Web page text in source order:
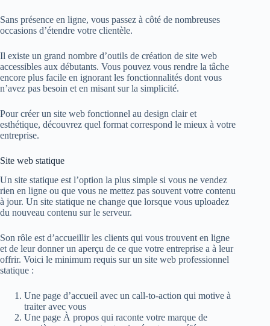
Sans présence en ligne, vous passez à côté de nombreuses
occasions d’étendre votre clientèle.
Il existe un grand nombre d’outils de création de site web
accessibles aux débutants. Vous pouvez vous rendre la tâche
encore plus facile en ignorant les fonctionnalités dont vous
n’avez pas besoin et en misant sur la simplicité.
Pour créer un site web fonctionnel au design clair et
esthétique, découvrez quel format correspond le mieux à votre
entreprise.
Site web statique
Un site statique est l’option la plus simple si vous ne vendez
rien en ligne ou que vous ne mettez pas souvent votre contenu
à jour. Un site statique ne change que lorsque vous uploadez
du nouveau contenu sur le serveur.
Son rôle est d’accueillir les clients qui vous trouvent en ligne
et de leur donner un aperçu de ce que votre entreprise a à leur
offrir. Voici le minimum requis sur un site web professionnel
statique :
Une page d’accueil avec un call-to-action qui motive à
traiter avec vous
Une page À propos qui raconte votre marque de